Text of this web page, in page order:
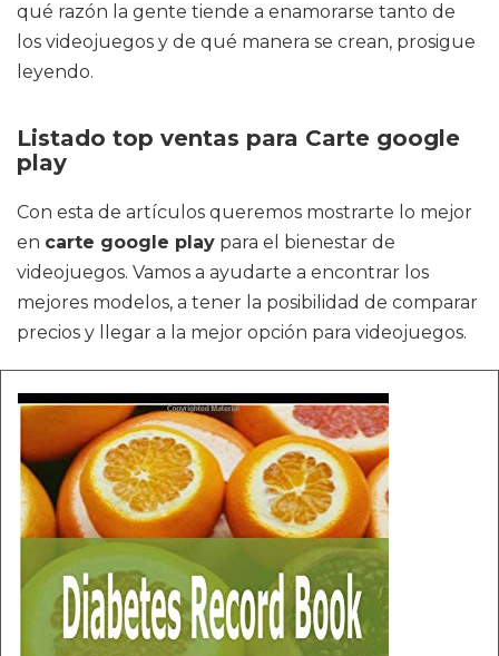
qué razón la gente tiende a enamorarse tanto de
los videojuegos y de qué manera se crean, prosigue
leyendo.
Listado top ventas para Carte google
play
Con esta de artículos queremos mostrarte lo mejor
en carte google play para el bienestar de
videojuegos. Vamos a ayudarte a encontrar los
mejores modelos, a tener la posibilidad de comparar
precios y llegar a la mejor opción para videojuegos.